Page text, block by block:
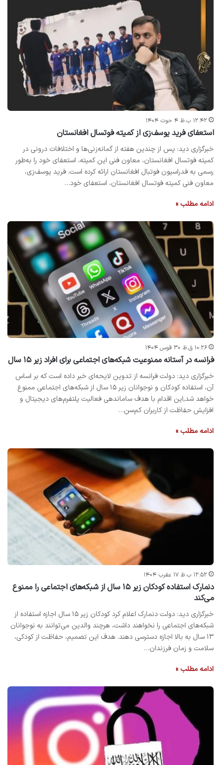
۱۲:۴۲ ب.ظ ۴ حوت ۱۴۰۴
استعفای فرید یوسف‌زی از کمیته فوتسال افغانستان
خبرگزاری دید: پس از چندین هفته از گمانه‌زنی‌ها و اختلافات درونی در
کمیته فوتسال افغانستان، معاون فنی این کمیته، استعفای خود را به‌طور
رسمی به فدراسیون فوتبال افغانستان ارائه کرده است. فرید یوسف‌زی،
معاون فنی کمیته فوتسال افغانستان، استعفای خود…
ادامه مطلب »
۱۰:۲۶ ق.ظ ۳۰ قوس ۱۴۰۴
فرانسه در آستانه ممنوعیت شبکه‌های اجتماعی برای افراد زیر ۱۵ سال
خبرگزاری دید: دولت فرانسه از تدوین لایحه‌ای خبر داده است که بر اساس
آن، استفاده کودکان و نوجوانان زیر ۱۵ سال از شبکه‌های اجتماعی ممنوع
خواهد شد,این اقدام با هدف ساماندهی فعالیت پلتفرم‌های دیجیتال و
افزایش حفاظت از کاربران کم‌سن…
ادامه مطلب »
۱۲:۵۲ ب.ظ ۱۷ عقرب ۱۴۰۴
دنمارک استفاده کودکان زیر ۱۵ سال از شبکه‌های اجتماعی را ممنوع
می‌کند
خبرگزاری دید: دولت دنمارک اعلام کرد کودکان زیر ۱۵ سال اجازه استفاده از
شبکه‌های اجتماعی را نخواهند داشت، هرچند والدین می‌توانند به نوجوانان
۱۳ سال به بالا اجازه دسترسی دهند. هدف این تصمیم، حفاظت از کودکی،
سلامت و زمان فرزندان…
ادامه مطلب »